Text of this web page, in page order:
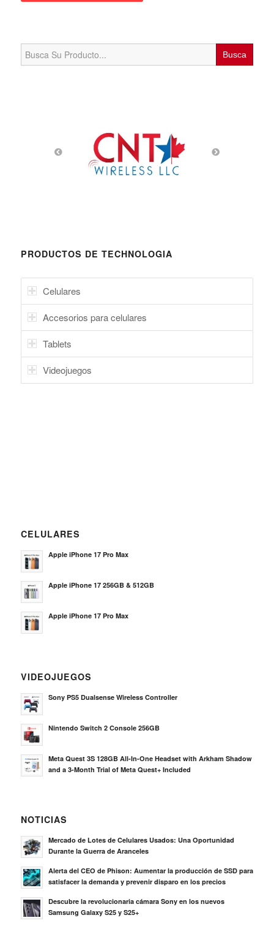
Search
for:
PRODUCTOS DE TECHNOLOGIA
Celulares
Accesorios para celulares
Tablets
Videojuegos
CELULARES
Apple iPhone 17 Pro Max
Apple iPhone 17 256GB & 512GB
Apple iPhone 17 Pro Max
VIDEOJUEGOS
Sony PS5 Dualsense Wireless Controller
Nintendo Switch 2 Console 256GB
Meta Quest 3S 128GB All-In-One Headset with Arkham Shadow
and a 3-Month Trial of Meta Quest+ Included
NOTICIAS
Mercado de Lotes de Celulares Usados: Una Oportunidad
Durante la Guerra de Aranceles
Alerta del CEO de Phison: Aumentar la producción de SSD para
satisfacer la demanda y prevenir disparo en los precios
Descubre la revolucionaria cámara Sony en los nuevos
Samsung Galaxy S25 y S25+